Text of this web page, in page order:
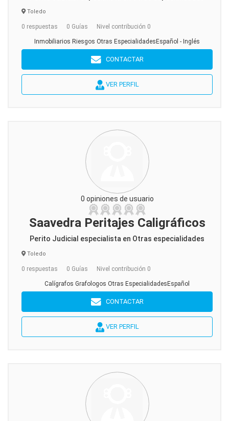
Toledo
0 respuestas 0 Guías Nivel contribución 0
Inmobiliarios Riesgos Otras EspecialidadesEspañol - Inglés
CONTACTAR
VER PERFIL
0 opiniones de usuario
Saavedra Peritajes Caligráficos
Perito Judicial especialista en Otras especialidades
Toledo
0 respuestas 0 Guías Nivel contribución 0
Calígrafos Grafologos Otras EspecialidadesEspañol
CONTACTAR
VER PERFIL